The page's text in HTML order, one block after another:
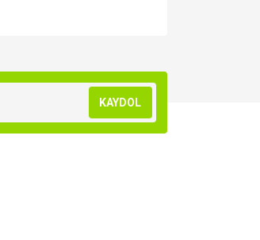
KAYDOL